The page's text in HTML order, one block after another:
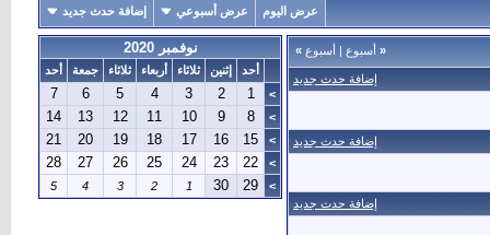
عرض اليوم عرض أسبوعي إضافة حدث جديد
« أسبوع | أسبوع »
إضافة حدث جديد
إضافة حدث جديد
إضافة حدث جديد
نوفمبر 2020
أحد إثنين ثلاثاء أربعاء ثلاثاء جمعة
أحد
>
1
2
3
4
5
6
7
>
8
9
10
11
12
13
14
>
15
16
17
18
19
20
21
>
22
23
24
25
26
27
28
>
29
30
1
2
3
4
5